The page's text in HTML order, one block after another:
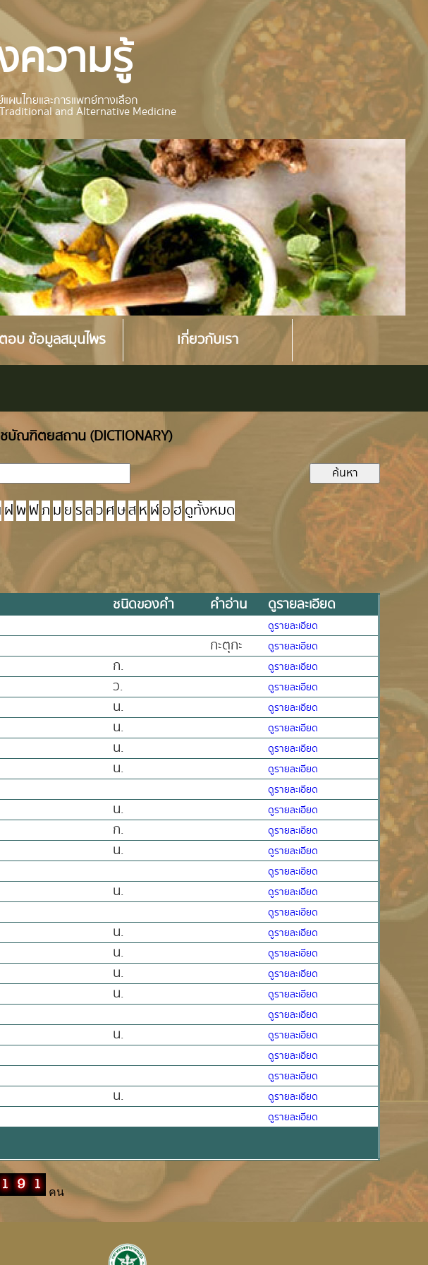
ความรู้
ผนไทยและการแพทย์ทางเลือก
and Alternative Medicine
อบ ข้อมูลสมุนไพร เกี่ยวกับเรา
ณฑิตยสถาน (DICTIONARY)
ฝพฟภ ม ย รล วศ ษสห ฬ อ ฮ ดูทั้งหมด
ชนิดของคำ คำอ่าน
ดูรายละเอียด
ดูรายละเอียด
กะตุกะ ดูรายละเอียด
ก. ดูรายละเอียด
ว. ดูรายละเอียด
น. ดูรายละเอียด
น. ดูรายละเอียด
น. ดูรายละเอียด
น. ดูรายละเอียด
ดูรายละเอียด
น. ดูรายละเอียด
ก. ดูรายละเอียด
น. ดูรายละเอียด
ดูรายละเอียด
น. ดูรายละเอียด
ดูรายละเอียด
น. ดูรายละเอียด
น. ดูรายละเอียด
น. ดูรายละเอียด
น. ดูรายละเอียด
ดูรายละเอียด
น. ดูรายละเอียด
ดูรายละเอียด
ดูรายละเอียด
น. ดูรายละเอียด
ดูรายละเอียด
คน